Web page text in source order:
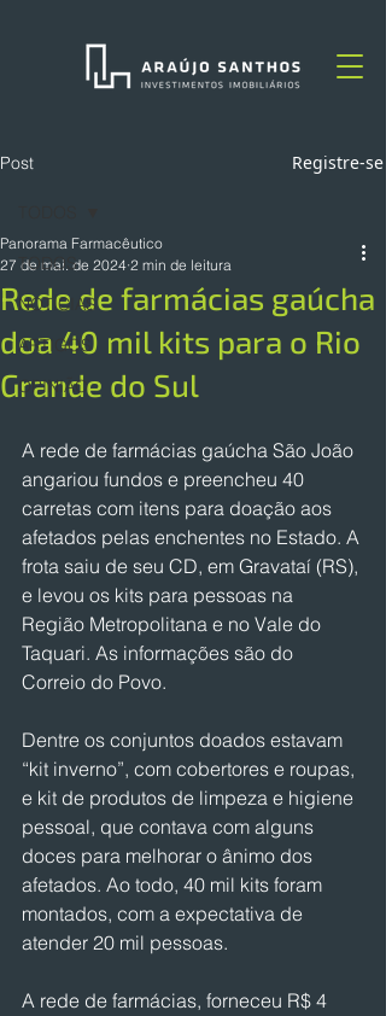
Post Registre-se
TODOS
NOTÍCIAS
ARTIGOS
OPINIÃO
Rede de farmácias gaúcha
doa 40 mil kits para o Rio
Grande do Sul
Panorama Farmacêutico
27 de mai. de 2024 2 min de leitura
A rede de farmácias gaúcha São João
angariou fundos e preencheu 40
carretas com itens para doação aos
afetados pelas enchentes no Estado. A
frota saiu de seu CD, em Gravataí (RS),
e levou os kits para pessoas na
Região Metropolitana e no Vale do
Taquari. As informações são do
Correio do Povo.
Dentre os conjuntos doados estavam
“kit inverno”, com cobertores e roupas,
e kit de produtos de limpeza e higiene
pessoal, que contava com alguns
doces para melhorar o ânimo dos
afetados. Ao todo, 40 mil kits foram
montados, com a expectativa de
atender 20 mil pessoas.
A rede de farmácias, forneceu R$ 4